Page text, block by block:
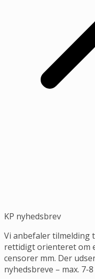
KP nyhedsbrev
Vi anbefaler tilmelding
rettidigt orienteret om
censorer mm. Der
nyhedsbreve – max. 7-